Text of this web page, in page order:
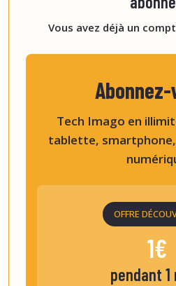
Vous avez déjà un
Tech Imago en
tablette,
OFFRE
1€
pendant 1